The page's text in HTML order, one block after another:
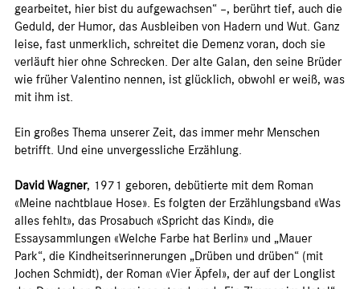
gearbeitet, hier bist du aufgewachsen“ –, berührt tief, auch die
Geduld, der Humor, das Ausbleiben von Hadern und Wut. Ganz
leise, fast unmerklich, schreitet die Demenz voran, doch sie
verläuft hier ohne Schrecken. Der alte Galan, den seine Brüder
wie früher Valentino nennen, ist glücklich, obwohl er weiß, was
mit ihm ist.
Ein großes Thema unserer Zeit, das immer mehr Menschen
betrifft. Und eine unvergessliche Erzählung.
David Wagner, 1971 geboren, debütierte mit dem Roman
«Meine nachtblaue Hose». Es folgten der Erzählungsband «Was
alles fehlt», das Prosabuch «Spricht das Kind», die
Essaysammlungen «Welche Farbe hat Berlin» und „Mauer
Park“, die Kindheitserinnerungen „Drüben und drüben“ (mit
Jochen Schmidt), der Roman «Vier Äpfel», der auf der Longlist